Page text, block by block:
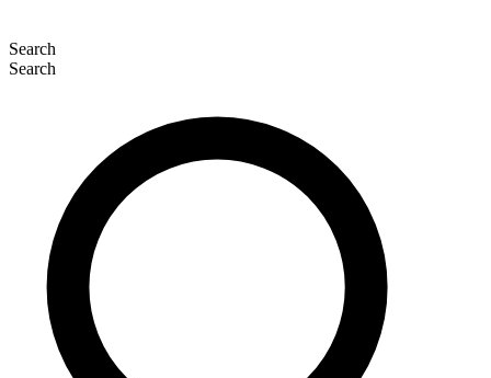
Search
Search